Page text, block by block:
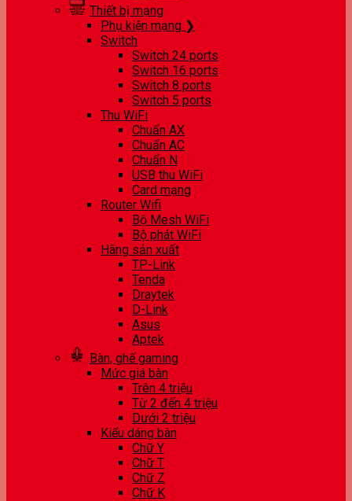
Thiết bị mạng
Phụ kiện mạng ❯
Switch
Switch 24 ports
Switch 16 ports
Switch 8 ports
Switch 5 ports
Thu WiFi
Chuẩn AX
Chuẩn AC
Chuẩn N
USB thu WiFi
Card mạng
Router Wifi
Bộ Mesh WiFi
Bộ phát WiFi
Hãng sản xuất
TP-Link
Tenda
Draytek
D-Link
Asus
Aptek
Bàn, ghế gaming
Mức giá bàn
Trên 4 triệu
Từ 2 đến 4 triệu
Dưới 2 triệu
Kiểu dáng bàn
Chữ Y
Chữ T
Chữ Z
Chữ K